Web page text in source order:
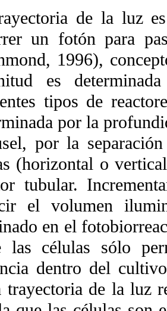
de la luz
un fotón para
1996),
es
tipos de
por la
por la
(horizontal o
tubular.
el volumen
en el
las células sólo
dentro del
trayectoria de la luz